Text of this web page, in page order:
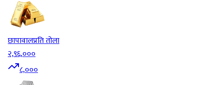
छापावालप्रति तोला
२,९६,०००
८,०००